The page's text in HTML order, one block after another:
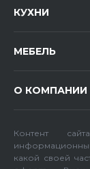
КУХНИ
МЕБЕЛЬ
О КОМПАНИИ
Контент
какой своей